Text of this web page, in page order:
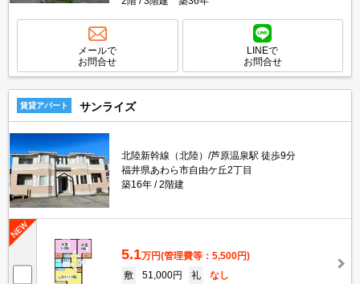
メールで
お問合せ
LINEで
お問合せ
賃貸アパート サンライズ
北陸新幹線（北陸）/芦原温泉駅 徒歩9分
福井県あわら市自由ケ丘2丁目
築16年
2階建
5.1万円(管理費等：5,500円)
敷
51,000円 礼
なし